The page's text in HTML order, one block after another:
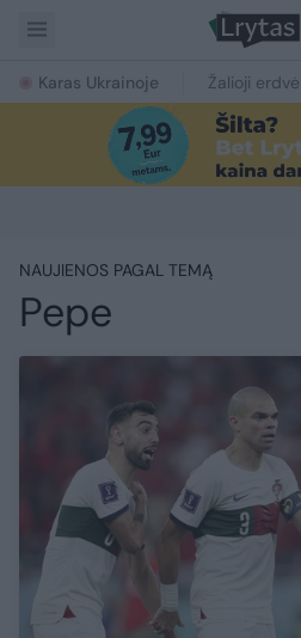
Karas Ukrainoje Žalioji erdvė
NAUJIENOS PAGAL TEMĄ
Pepe